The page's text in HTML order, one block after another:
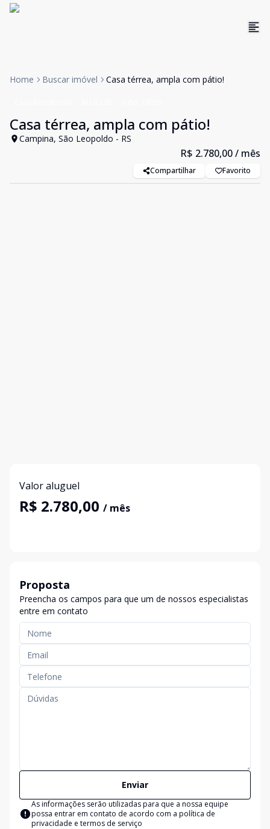
Home Buscar imóvel Casa térrea, ampla com pátio!
Casa térrea, ampla com pátio!
Campina, São Leopoldo - RS
R$ 2.780,00/ mês
Compartilhar Favorito
Valor aluguel
R$ 2.780,00 / mês
Proposta
Preencha os campos para que um de nossos especialistas
entre em contato
Enviar
As informações serão utilizadas para que a nossa equipe
possa entrar em contato de acordo com a política de
privacidade e termos de serviço